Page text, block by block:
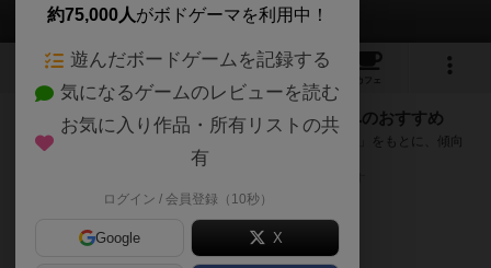
9 6
カフェ
『テラミスティカ：革新の時代』が好きな方へのおすすめ
このゲームのトップページで投票された「プレイ感の評価」をもとに、傾向
が近いボードゲームをランキング形式で紹介します。
約75,000人がボドゲーマを利用中！
遊んだボードゲームを記録する
気になるゲームのレビューを読む
お気に入り作品・所有リストの共
有
ログイン / 会員登録（10秒）
Google X